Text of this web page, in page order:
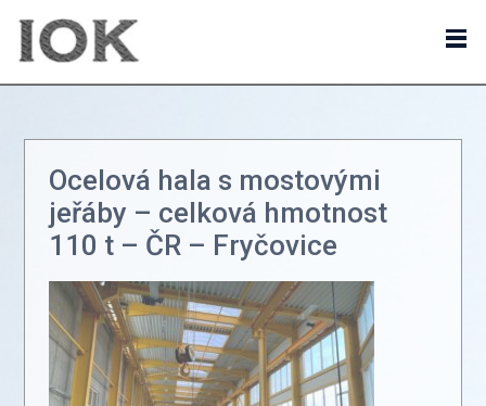
Ocelová hala s mostovými
jeřáby – celková hmotnost
110 t – ČR – Fryčovice